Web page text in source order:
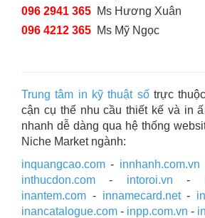
096 2941 365 Ms Hương Xuân
096 4212 365 Ms Mỹ Ngọc
Trung tâm in kỹ thuật sốtrực thuộc
cận cụ thể nhu cầu thiết kế và in
nhanh dễ dàng qua hệ thống
Niche Market ngành:
inquangcao.com - innhanh.com.vn
inthucdon.com - intoroi.vn -
inantem.com - innamecard.net-
inancatalogue.com - inpp.com.vn -